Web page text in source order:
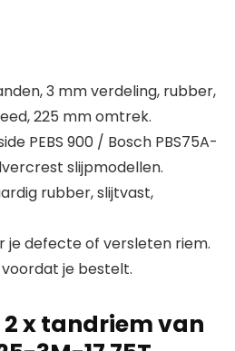
3 mm verdeling, rubber,
225 mm omtrek.
PEBS 900 / Bosch PBS75A-
slijpmodellen.
rubber, slijtvast,
je defecte of versleten riem.
je bestelt.
2 x tandriem van